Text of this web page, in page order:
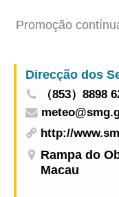
Promoção
entre a DSEDT e
processo de
（853）8898
http://
Rampa do
Macau